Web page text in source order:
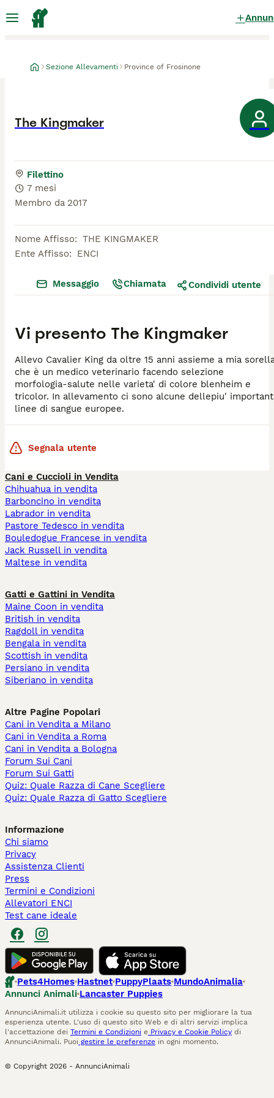
Sezione Allevamenti Province of Frosinone
The Kingmaker
Filettino
7 mesi
Membro da 2017
Nome Affisso: THE KINGMAKER
Ente Affisso: ENCI
Vi presento The Kingmaker
Messaggio Chiamata Condividi utente
Allevo Cavalier King da oltre 15 anni assieme a mia
che è un medico veterinario facendo selezione
morfologia-salute nelle varieta' di colore blenheim e
tricolor. In allevamento ci sono alcune dellepiu'
linee di sangue europee.
Segnala utente
Cani e Cuccioli in Vendita
Chihuahua in vendita
Barboncino in vendita
Labrador in vendita
Pastore Tedesco in vendita
Bouledogue Francese in vendita
Jack Russell in vendita
Maltese in vendita
Gatti e Gattini in Vendita
Maine Coon in vendita
British in vendita
Ragdoll in vendita
Bengala in vendita
Scottish in vendita
Persiano in vendita
Siberiano in vendita
Altre Pagine Popolari
Cani in Vendita a Milano
Cani in Vendita a Roma
Cani in Vendita a Bologna
Forum Sui Cani
Forum Sui Gatti
Quiz: Quale Razza di Cane Scegliere
Quiz: Quale Razza di Gatto Scegliere
Informazione
Chi siamo
Privacy
Assistenza Clienti
Press
Termini e Condizioni
Allevatori ENCI
Test cane ideale
Pets4Homes Hastnet PuppyPlaats MundoAnimalia
Annunci Animali Lancaster Puppies
AnnunciAnimali.it utilizza i cookie su questo sito per migliorare la tua
esperienza utente. L'uso di questo sito Web e di altri servizi implica
l'accettazione dei Termini e Condizioni e Privacy e Cookie Policy di
AnnunciAnimali. Puoi gestire le preferenze in ogni momento.
© Copyright 2026 - AnnunciAnimali